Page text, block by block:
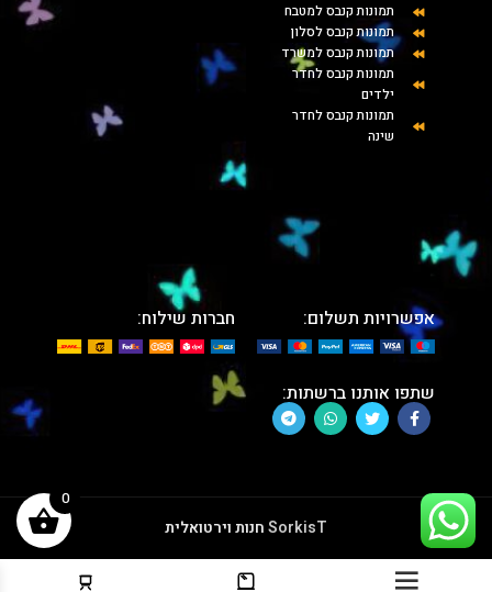
תמונות קנבס למטבח
תמונות קנבס לסלון
תמונות קנבס למשרד
תמונות קנבס לחדר
ילדים
תמונות קנבס לחדר
שינה
אפשרויות תשלום: חברות שילוח:
שתפו אותנו ברשתות:
SorkisTחנות וירטואלית
0